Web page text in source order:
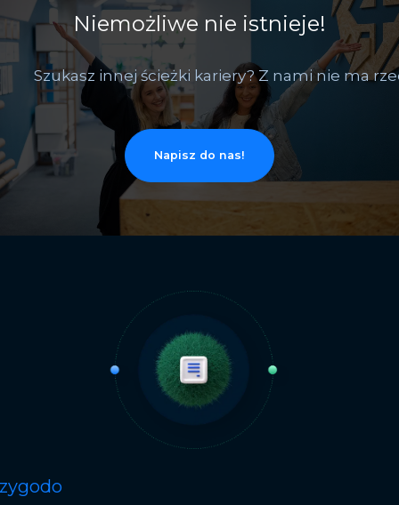
Niemożliwe nie istnieje!
Szukasz innej ścieżki kariery? Z nami nie ma
Napisz do nas!